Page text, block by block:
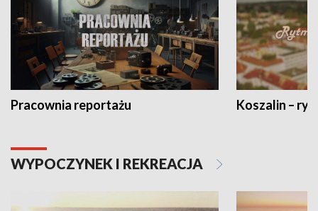
Pracownia reportażu Koszalin –
WYPOCZYNEK I REKREACJA